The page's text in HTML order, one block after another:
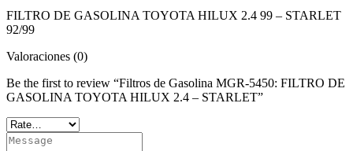
FILTRO DE GASOLINA TOYOTA HILUX 2.4 99 – STARLET
92/99
Valoraciones (0)
Be the first to review “Filtros de Gasolina MGR-5450: FILTRO DE
GASOLINA TOYOTA HILUX 2.4 – STARLET”